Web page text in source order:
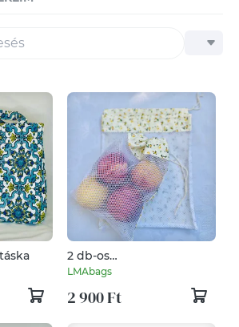
2 db-os
zöldség/gyümölcs/pékáru
LMAbags
2 900 Ft